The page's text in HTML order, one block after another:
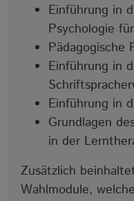
Einführung in
Psychologie
Pädagogische
Einführung in
Einführung in
Grundlagen
in der
Zusätzlich
Wahlmodule,